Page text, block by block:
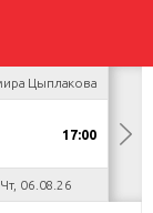
Цыплакова
17:00
, Чт, 06.08.26